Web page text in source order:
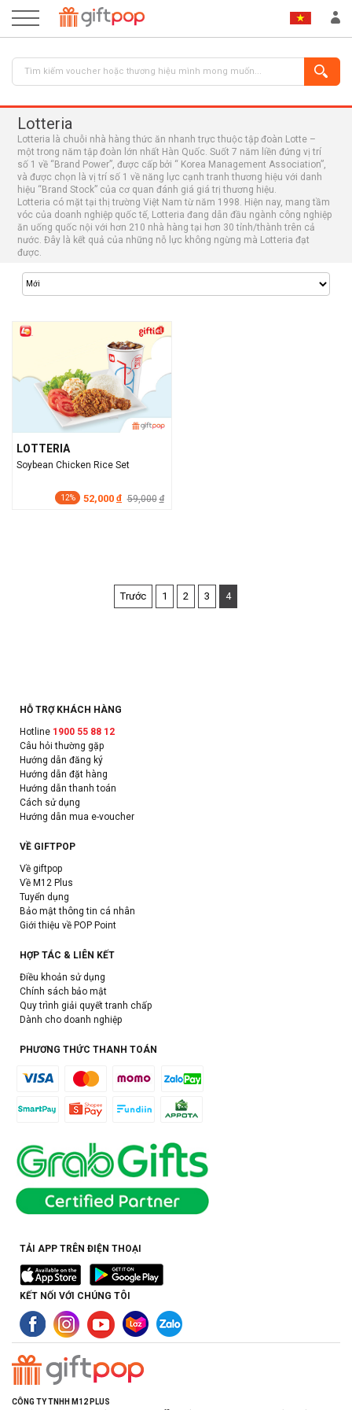
ĐĂNG NHẬP ĐĂNG KÝ
Lotteria
Lotteria là chuỗi nhà hàng thức ăn nhanh trực thuộc tập đoàn Lotte –
một trong năm tập đoàn lớn nhất Hàn Quốc. Suốt 7 năm liền đứng vị trí
số 1 về “Brand Power”, được cấp bởi “ Korea Management Association”,
và được chọn là vị trí số 1 về năng lực cạnh tranh thương hiệu với danh
hiệu “Brand Stock” của cơ quan đánh giá giá trị thương hiệu.
Lotteria có mặt tại thị trường Việt Nam từ năm 1998. Hiện nay, mang tầm
vóc của doanh nghiệp quốc tế, Lotteria đang dẫn đầu ngành công nghiệp
ăn uống quốc nội với hơn 210 nhà hàng tại hơn 30 tỉnh/thành trên cả
nước. Đây là kết quả của những nỗ lực không ngừng mà Lotteria đạt
được.
LOTTERIA
Soybean Chicken Rice Set
12% 52,000 đ 59,000 đ
Trước 1 2 3 4
HỖ TRỢ KHÁCH HÀNG
Hotline 1900 55 88 12
Câu hỏi thường gặp
Hướng dẫn đăng ký
Hướng dẫn đặt hàng
Hướng dẫn thanh toán
Cách sử dụng
Hướng dẫn mua e-voucher
VỀ GIFTPOP
Về giftpop
Về M12 Plus
Tuyển dụng
Bảo mật thông tin cá nhân
Giới thiệu về POP Point
HỢP TÁC & LIÊN KẾT
Điều khoản sử dụng
Chính sách bảo mật
Quy trình giải quyết tranh chấp
Dành cho doanh nghiệp
PHƯƠNG THỨC THANH TOÁN
TẢI APP TRÊN ĐIỆN THOẠI
KẾT NỐI VỚI CHÚNG TÔI
CÔNG TY TNHH M12 PLUS